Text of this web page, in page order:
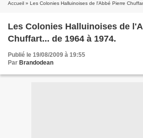
Accueil » Les Colonies Halluinoises de l'Abbé Pierre
Les Colonies Halluinoises de
Chuffart... de 1964 à 1974.
Publié le 19/08/2009 à 19:55
Par Brandodean